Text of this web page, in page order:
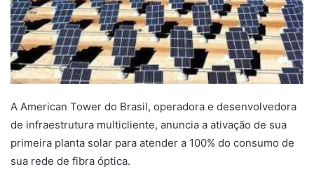
A American Tower do Brasil, operadora e desenvolvedora
de infraestrutura multicliente, anuncia a ativação de sua
primeira planta solar para atender a 100% do consumo de
sua rede de fibra óptica.